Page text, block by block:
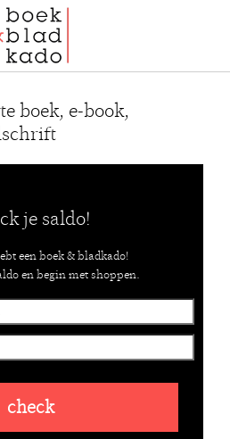
boek, e-book,
je saldo!
een boek & bladkado!
en begin met shoppen.
check